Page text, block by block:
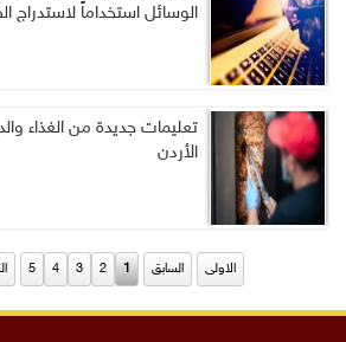
الوسائل استخداماً لاستدراج
تعليمات جديدة من الغذاء
الأردن
الاولى السابق 1
2
3
4
5